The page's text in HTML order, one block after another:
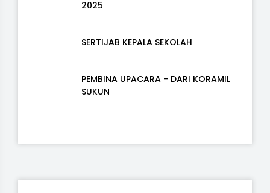
2025
SERTIJAB KEPALA SEKOLAH
PEMBINA UPACARA - DARI KORAMIL
SUKUN